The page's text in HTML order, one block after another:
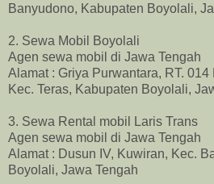
Banyudono, Kabupaten Boyolali,
2. Sewa Mobil Boyolali
Agen sewa mobil di Jawa Tengah
Alamat : Griya Purwantara, RT. 014
Kec. Teras, Kabupaten Boyolali,
3. Sewa Rental mobil Laris Trans
Agen sewa mobil di Jawa Tengah
Alamat : Dusun IV, Kuwiran, Kec.
Boyolali, Jawa Tengah